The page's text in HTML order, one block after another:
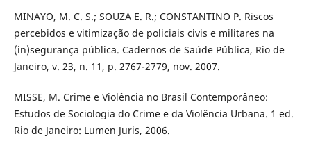
MINAYO, M. C. S.; SOUZA E. R.; CONSTANTINO P. Riscos
percebidos e vitimização de policiais civis e militares na
(in)segurança pública. Cadernos de Saúde Pública, Rio de
Janeiro, v. 23, n. 11, p. 2767-2779, nov. 2007.
MISSE, M. Crime e Violência no Brasil Contemporâneo:
Estudos de Sociologia do Crime e da Violência Urbana. 1 ed.
Rio de Janeiro: Lumen Juris, 2006.